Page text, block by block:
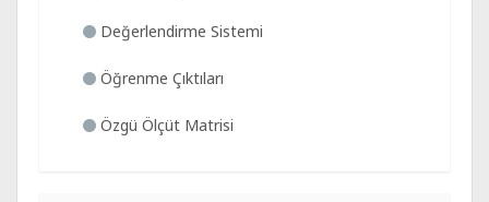
Değerlendirme Sistemi
Öğrenme Çıktıları
Özgü Ölçüt Matrisi